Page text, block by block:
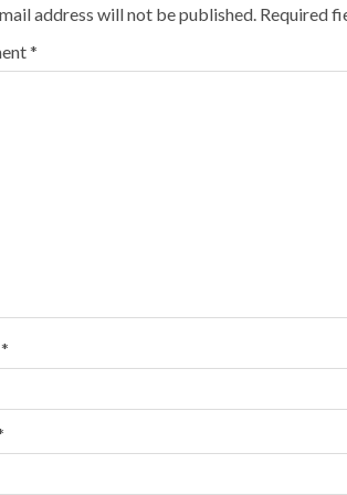
address will not be published. Required
*
*